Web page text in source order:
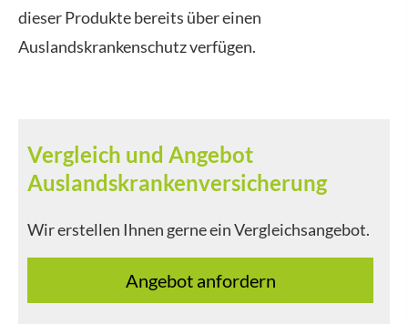
dieser Produkte bereits über einen
Auslandskrankenschutz verfügen.
Vergleich und Angebot
Auslandskrankenversicherung
Wir erstellen Ihnen gerne ein Vergleichsangebot.
An­ge­bot an­for­dern